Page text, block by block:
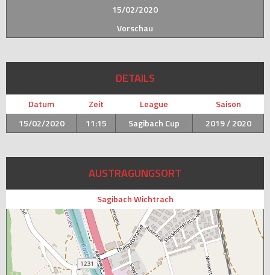
15/02/2020
Vorschau
DETAILS
Datum Zeit League
Saison
15/02/2020
11:15 Sagibach Cup 2019 / 2020
AUSTRAGUNGSORT
Sagibach Wichtrach